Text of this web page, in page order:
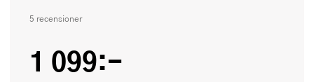
5 recensioner
1 099:-